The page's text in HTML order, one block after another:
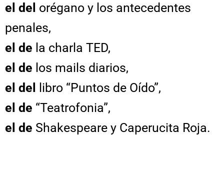
el del orégano y los antecedentes
penales,
el de la charla TED,
el de los mails diarios,
el del
libro “Puntos de Oído”,
el de “Teatrofonia”,
el de Shakespeare y Caperucita Roja.